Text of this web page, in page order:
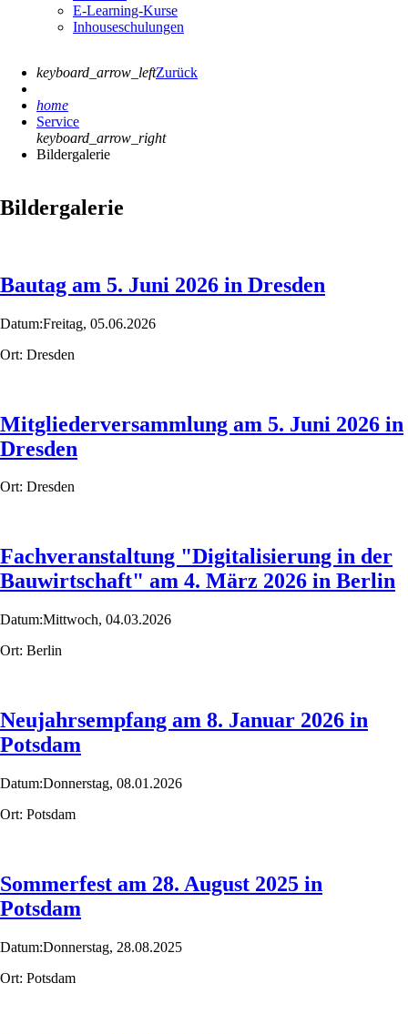
E-Learning-Kurse
Inhouseschulungen
keyboard_arrow_leftZurück
home
Service
keyboard_arrow_right
Bildergalerie
Bildergalerie
Bautag am 5. Juni 2026 in Dresden
Datum:Freitag, 05.06.2026
Ort: Dresden
Mitgliederversammlung am 5. Juni 2026 in
Dresden
Ort: Dresden
Fachveranstaltung "Digitalisierung in der
Bauwirtschaft" am 4. März 2026 in Berlin
Datum:Mittwoch, 04.03.2026
Ort: Berlin
Neujahrsempfang am 8. Januar 2026 in
Potsdam
Datum:Donnerstag, 08.01.2026
Ort: Potsdam
Sommerfest am 28. August 2025 in
Potsdam
Datum:Donnerstag, 28.08.2025
Ort: Potsdam